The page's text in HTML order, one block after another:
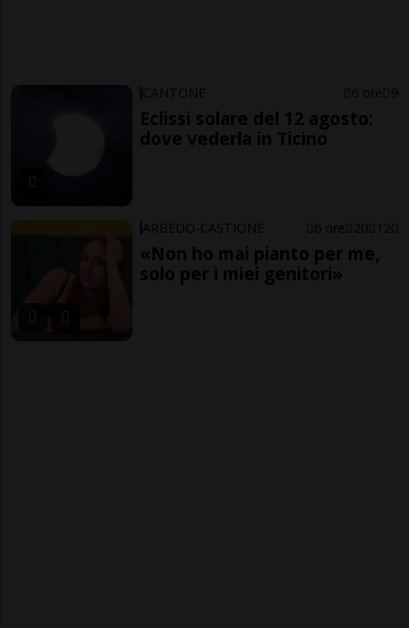
CANTONE 6 ore 9
Eclissi solare del 12 agosto:
dove vederla in Ticino
ARBEDO-CASTIONE 6 ore 20 120
«Non ho mai pianto per me,
solo per i miei genitori»